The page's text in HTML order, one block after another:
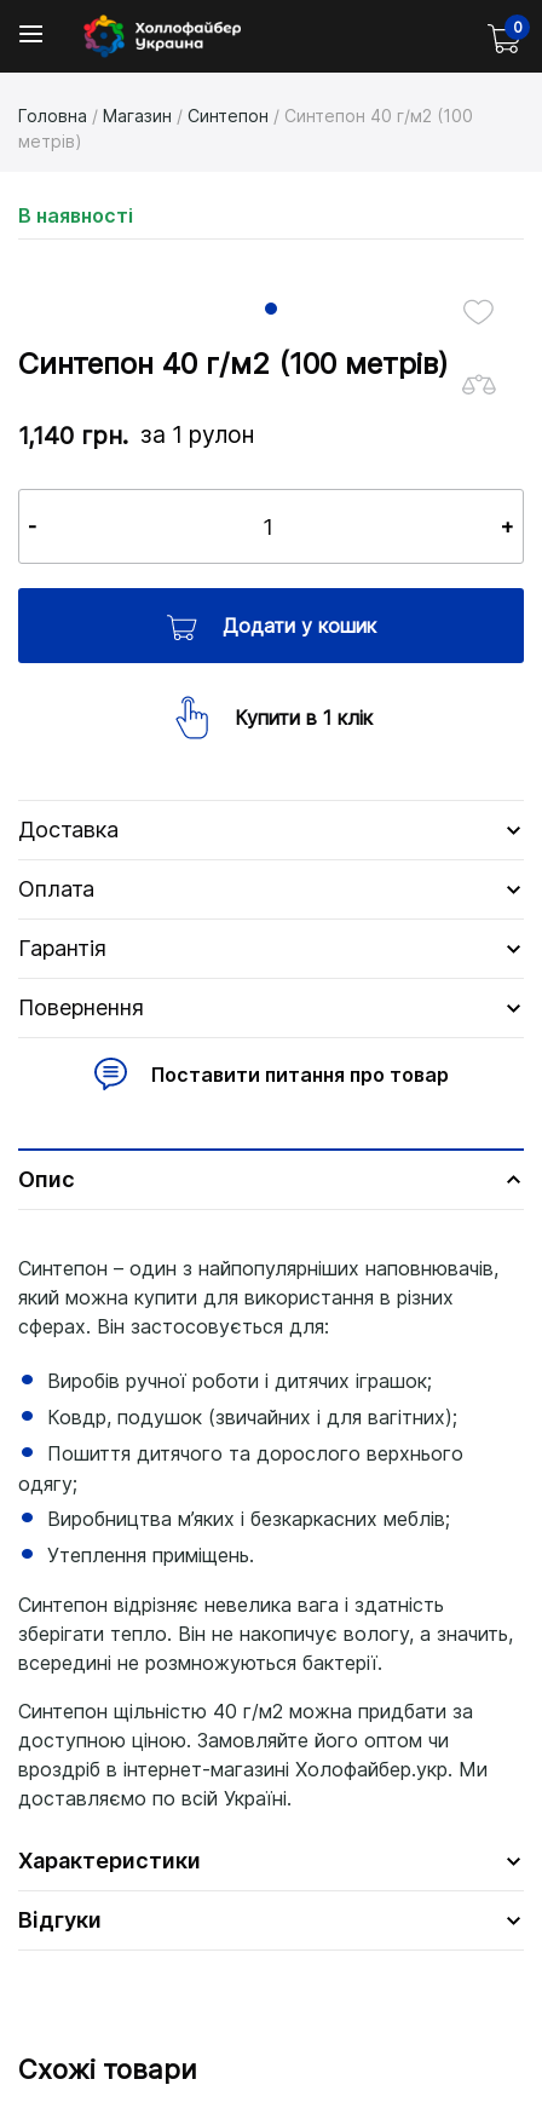
0
Головна / Магазин / Синтепон / Синтепон 40 г/м2 (100
метрів)
В наявності
Синтепон 40 г/м2 (100 метрів)
1,140 грн. за 1 рулон
- +
Додати у кошик
Купити в 1 клік
Поставити питання про товар
Доставка
Оплата
Гарантія
Повернення
Опис
Синтепон – один з найпопулярніших наповнювачів,
який можна купити для використання в різних
сферах. Він застосовується для:
Виробів ручної роботи і дитячих іграшок;
Ковдр, подушок (звичайних і для вагітних);
Пошиття дитячого та дорослого верхнього
одягу;
Виробництва м’яких і безкаркасних меблів;
Утеплення приміщень.
Синтепон відрізняє невелика вага і здатність
зберігати тепло. Він не накопичує вологу, а значить,
всередині не розмножуються бактерії.
Синтепон щільністю 40 г/м2 можна придбати за
доступною ціною. Замовляйте його оптом чи
вроздріб в інтернет-магазині Холофайбер.укр. Ми
доставляємо по всій Україні.
Характеристики
Відгуки
Схожі товари